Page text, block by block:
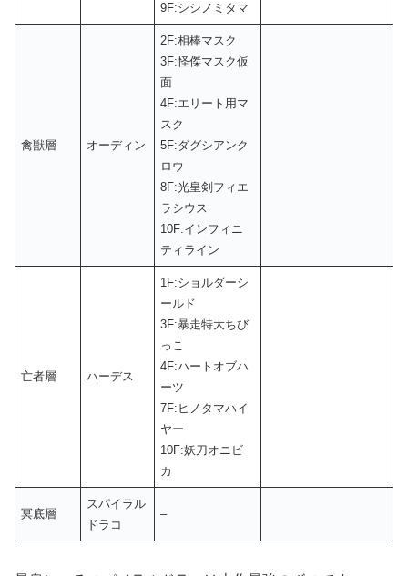
9F:シシノミタマ
禽獣層 オーディン
2F:相棒マスク
3F:怪傑マスク仮
面
4F:エリート用マ
スク
5F:ダグシアンク
ロウ
8F:光皇剣フィエ
ラシウス
10F:インフィニ
ティライン
亡者層 ハーデス
1F:ショルダーシ
ールド
3F:暴走特大ちび
っこ
4F:ハートオブハ
ーツ
7F:ヒノタマハイ
ヤー
10F:妖刀オニビ
カ
冥底層
スパイラル
ドラコ
–